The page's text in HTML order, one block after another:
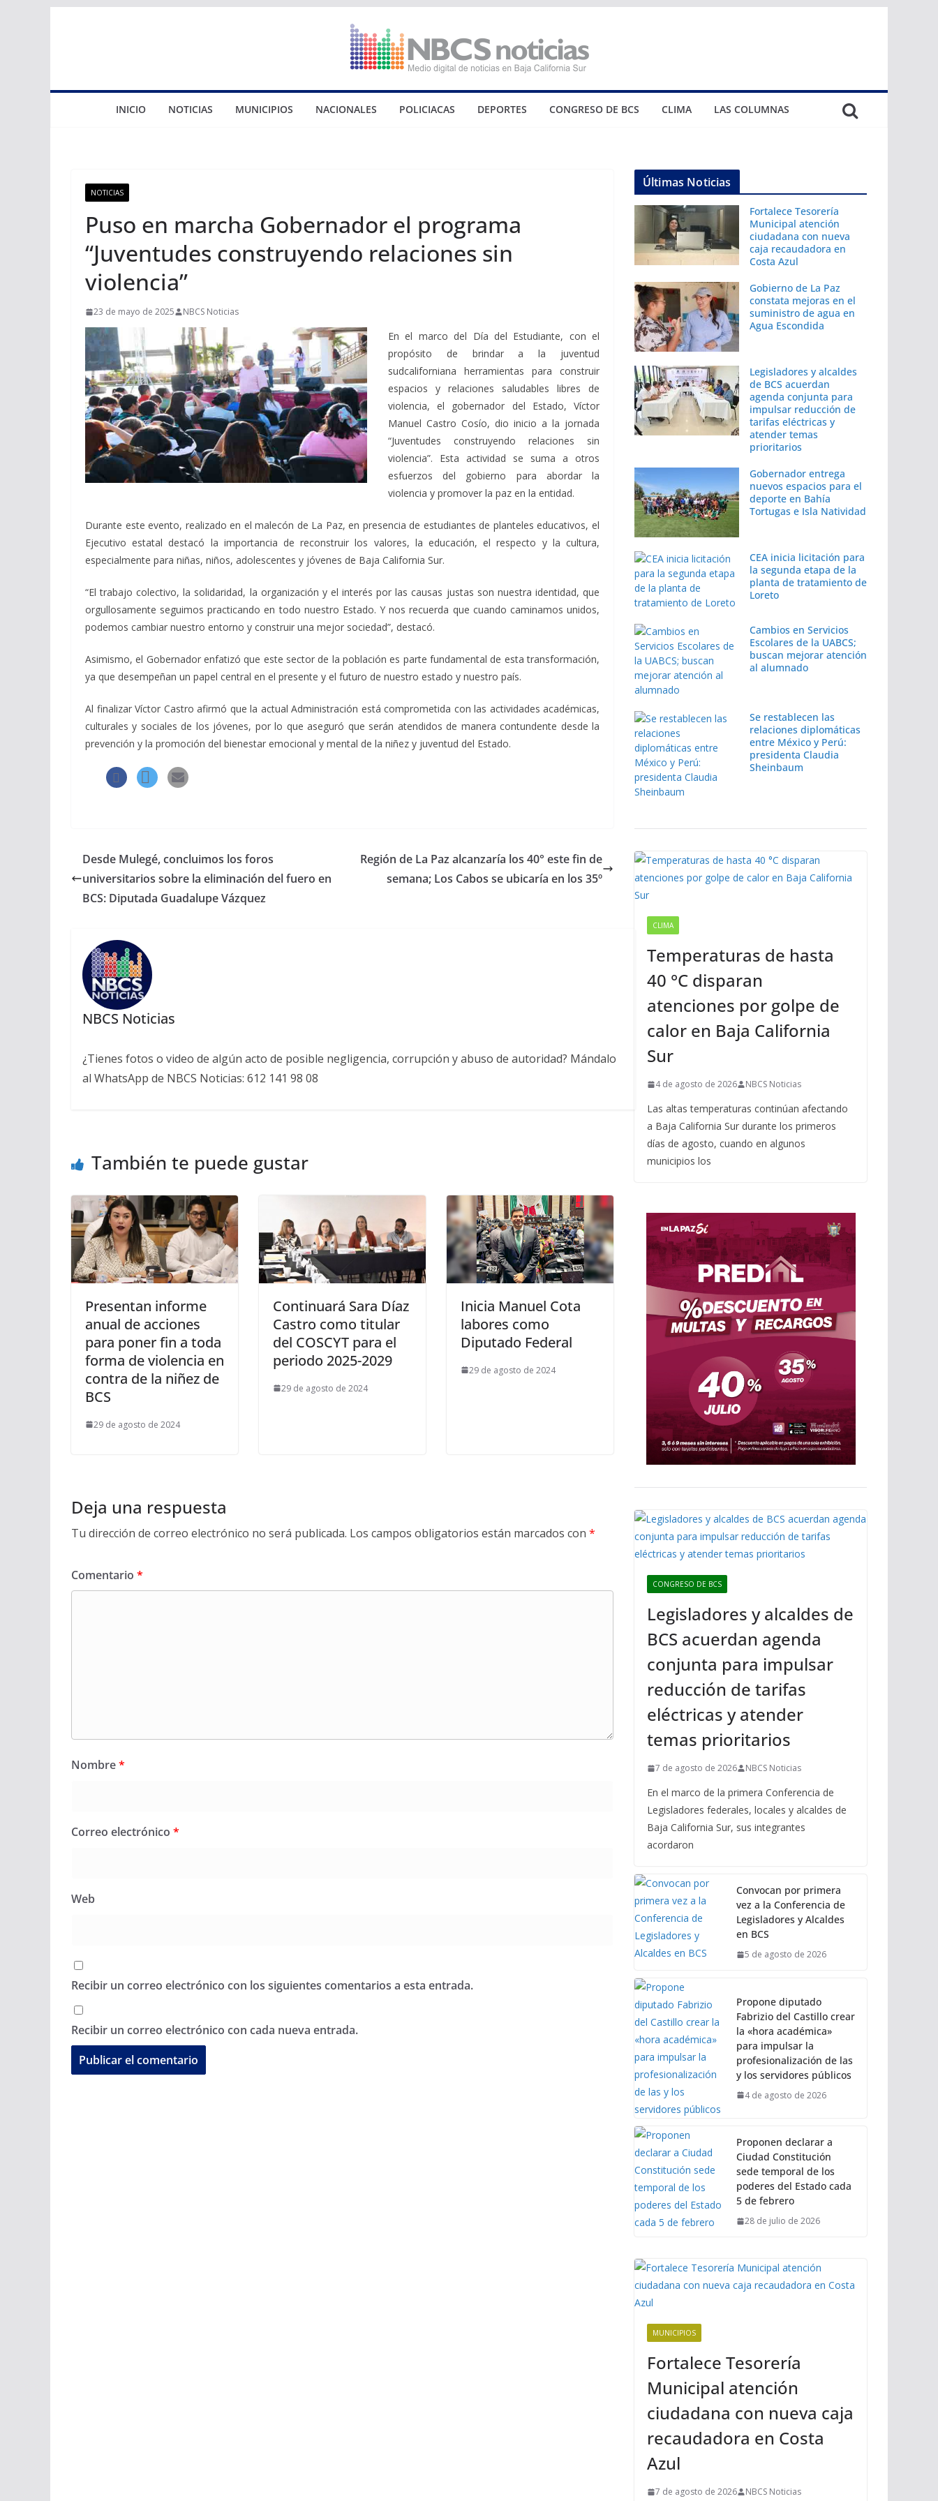
INICIO NOTICIAS MUNICIPIOS NACIONALES POLICIACAS DEPORTES CONGRESO DE BCS CLIMA LAS COLUMNAS
NOTICIAS
Puso en marcha Gobernador el programa
“Juventudes construyendo relaciones sin
violencia”
23 de mayo de 2025 NBCS Noticias
En el marco del Día del Estudiante, con el
propósito de brindar a la juventud
sudcaliforniana herramientas para construir
espacios y relaciones saludables libres de
violencia, el gobernador del Estado, Víctor
Manuel Castro Cosío, dio inicio a la jornada
“Juventudes construyendo relaciones sin
violencia”. Esta actividad se suma a otros
esfuerzos del gobierno para abordar la
violencia y promover la paz en la entidad.
Durante este evento, realizado en el malecón de La Paz, en presencia de estudiantes de planteles educativos, el
Ejecutivo estatal destacó la importancia de reconstruir los valores, la educación, el respecto y la cultura,
especialmente para niñas, niños, adolescentes y jóvenes de Baja California Sur.
“El trabajo colectivo, la solidaridad, la organización y el interés por las causas justas son nuestra identidad, que
orgullosamente seguimos practicando en todo nuestro Estado. Y nos recuerda que cuando caminamos unidos,
podemos cambiar nuestro entorno y construir una mejor sociedad”, destacó.
Asimismo, el Gobernador enfatizó que este sector de la población es parte fundamental de esta transformación,
ya que desempeñan un papel central en el presente y el futuro de nuestro estado y nuestro país.
Al finalizar Víctor Castro afirmó que la actual Administración está comprometida con las actividades académicas,
culturales y sociales de los jóvenes, por lo que aseguró que serán atendidos de manera contundente desde la
prevención y la promoción del bienestar emocional y mental de la niñez y juventud del Estado.
Desde Mulegé, concluimos los foros
universitarios sobre la eliminación del fuero en
BCS: Diputada Guadalupe Vázquez
Región de La Paz alcanzaría los 40° este fin de
semana; Los Cabos se ubicaría en los 35º
NBCS Noticias
¿Tienes fotos o video de algún acto de posible negligencia, corrupción y abuso de autoridad? Mándalo
al WhatsApp de NBCS Noticias: 612 141 98 08
También te puede gustar
Presentan informe
anual de acciones
para poner fin a toda
forma de violencia en
contra de la niñez de
BCS
29 de agosto de 2024
Continuará Sara Díaz
Castro como titular
del COSCYT para el
periodo 2025-2029
29 de agosto de 2024
Inicia Manuel Cota
labores como
Diputado Federal
29 de agosto de 2024
Deja una respuesta
Tu dirección de correo electrónico no será publicada. Los campos obligatorios están marcados con *
Comentario *
Nombre*
Correo electrónico *
Web
Recibir un correo electrónico con los siguientes comentarios a esta entrada.
Recibir un correo electrónico con cada nueva entrada.
Últimas Noticias
Fortalece Tesorería
Municipal atención
ciudadana con nueva
caja recaudadora en
Costa Azul
Gobierno de La Paz
constata mejoras en el
suministro de agua en
Agua Escondida
Legisladores y alcaldes
de BCS acuerdan
agenda conjunta para
impulsar reducción de
tarifas eléctricas y
atender temas
prioritarios
Gobernador entrega
nuevos espacios para el
deporte en Bahía
Tortugas e Isla Natividad
CEA inicia licitación para
la segunda etapa de la
planta de tratamiento de
Loreto
Cambios en Servicios
Escolares de la UABCS;
buscan mejorar atención
al alumnado
Se restablecen las
relaciones diplomáticas
entre México y Perú:
presidenta Claudia
Sheinbaum
CLIMA
Temperaturas de hasta
40 °C disparan
atenciones por golpe de
calor en Baja California
Sur
4 de agosto de 2026 NBCS Noticias
Las altas temperaturas continúan afectando
a Baja California Sur durante los primeros
días de agosto, cuando en algunos
municipios los
CONGRESO DE BCS
Legisladores y alcaldes de
BCS acuerdan agenda
conjunta para impulsar
reducción de tarifas
eléctricas y atender
temas prioritarios
7 de agosto de 2026 NBCS Noticias
En el marco de la primera Conferencia de
Legisladores federales, locales y alcaldes de
Baja California Sur, sus integrantes
acordaron
Convocan por primera
vez a la Conferencia de
Legisladores y Alcaldes
en BCS
5 de agosto de 2026
Propone diputado
Fabrizio del Castillo crear
la «hora académica»
para impulsar la
profesionalización de las
y los servidores públicos
4 de agosto de 2026
Proponen declarar a
Ciudad Constitución
sede temporal de los
poderes del Estado cada
5 de febrero
28 de julio de 2026
MUNICIPIOS
Fortalece Tesorería
Municipal atención
ciudadana con nueva caja
recaudadora en Costa
Azul
7 de agosto de 2026 NBCS Noticias